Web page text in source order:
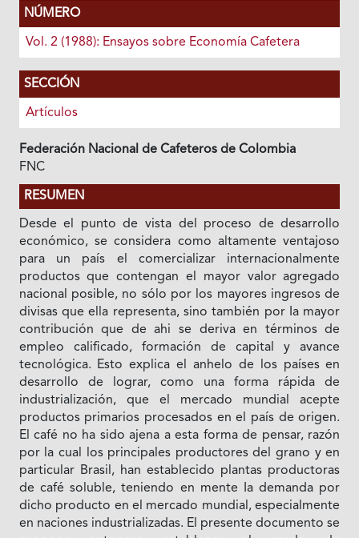
NÚMERO
Vol. 2 (1988): Ensayos sobre Economía Cafetera
SECCIÓN
Artículos
Federación Nacional de Cafeteros de Colombia
FNC
RESUMEN
Desde el punto de vista del proceso de desarrollo
económico, se considera como altamente ventajoso
para un país el comercializar internacionalmente
productos que contengan el mayor valor agregado
nacional posible, no sólo por los mayores ingresos de
divisas que ella representa, sino también por Ia mayor
contribución que de ahi se deriva en términos de
empleo calificado, formación de capital y avance
tecnológica. Esto explica el anhelo de los países en
desarrollo de lograr, como una forma rápida de
industrialización, que el mercado mundial acepte
productos primarios procesados en el país de origen.
El café no ha sido ajena a esta forma de pensar, razón
por la cual los principales productores del grano y en
particular Brasil, han establecido plantas productoras
de café soluble, teniendo en mente Ia demanda por
dicho producto en el mercado mundial, especialmente
en naciones industrializadas. El presente documento se